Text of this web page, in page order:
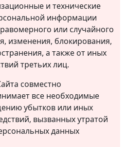
и технические
информации
или случайного
изменения, блокирования,
а также от иных
третьих лиц.
совместно
все необходимые
убытков или иных
вызванных утратой
данных